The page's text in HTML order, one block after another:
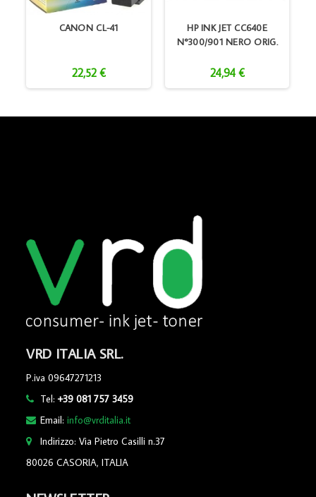
CANON CL-41
22,52 €
HP INK JET CC640E
N°300/901 NERO ORIG.
24,94 €
VRD ITALIA SRL.
P.iva 09647271213
Tel:+39 081 757 3459
Email:info@vrditalia.it
Indirizzo: Via Pietro Casilli n.37
80026 CASORIA, ITALIA